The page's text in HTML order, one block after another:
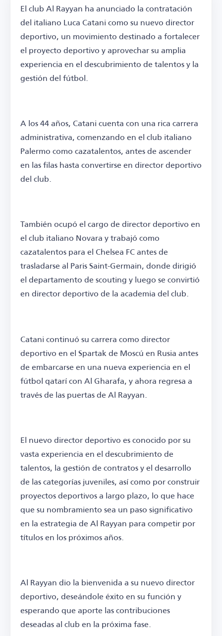
El club Al Rayyan ha anunciado la contratación
del italiano Luca Catani como su nuevo director
deportivo, un movimiento destinado a fortalecer
el proyecto deportivo y aprovechar su amplia
experiencia en el descubrimiento de talentos y la
gestión del fútbol.
A los 44 años, Catani cuenta con una rica carrera
administrativa, comenzando en el club italiano
Palermo como cazatalentos, antes de ascender
en las filas hasta convertirse en director deportivo
del club.
También ocupó el cargo de director deportivo en
el club italiano Novara y trabajó como
cazatalentos para el Chelsea FC antes de
trasladarse al Paris Saint-Germain, donde dirigió
el departamento de scouting y luego se convirtió
en director deportivo de la academia del club.
Catani continuó su carrera como director
deportivo en el Spartak de Moscú en Rusia antes
de embarcarse en una nueva experiencia en el
fútbol qatarí con Al Gharafa, y ahora regresa a
través de las puertas de Al Rayyan.
El nuevo director deportivo es conocido por su
vasta experiencia en el descubrimiento de
talentos, la gestión de contratos y el desarrollo
de las categorías juveniles, así como por construir
proyectos deportivos a largo plazo, lo que hace
que su nombramiento sea un paso significativo
en la estrategia de Al Rayyan para competir por
títulos en los próximos años.
Al Rayyan dio la bienvenida a su nuevo director
deportivo, deseándole éxito en su función y
esperando que aporte las contribuciones
deseadas al club en la próxima fase.